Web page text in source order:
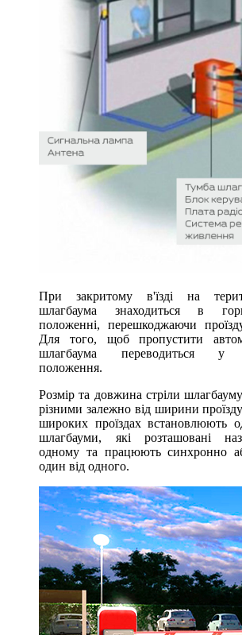
При закритому в'їзді на
шлагбаума знаходиться в
положенні, перешкоджаючи
Для того, щоб пропустити
шлагбаума переводиться у
положення.
Розмір та довжина стріли
різними залежно від ширини
широких проїздах встановлюють
шлагбауми, які розташовані
одному та працюють синхронно
один від одного.